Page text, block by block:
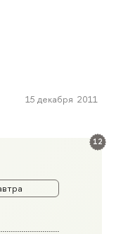
12
15 декабря 2011